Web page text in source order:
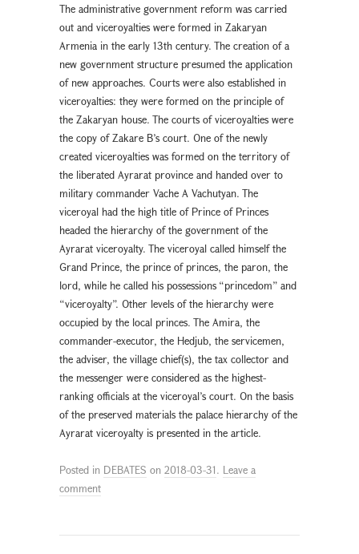
The administrative government reform was carried
out and viceroyalties were formed in Zakaryan
Armenia in the early 13th century. The creation of a
new government structure presumed the application
of new approaches. Courts were also established in
viceroyalties: they were formed on the principle of
the Zakaryan house. The courts of viceroyalties were
the copy of Zakare B’s court. One of the newly
created viceroyalties was formed on the territory of
the liberated Ayrarat province and handed over to
military commander Vache A Vachutyan. The
viceroyal had the high title of Prince of Princes
headed the hierarchy of the government of the
Ayrarat viceroyalty. The viceroyal called himself the
Grand Prince, the prince of princes, the paron, the
lord, while he called his possessions “princedom” and
“viceroyalty”. Other levels of the hierarchy were
occupied by the local princes. The Amira, the
commander-executor, the Hedjub, the servicemen,
the adviser, the village chief(s), the tax collector and
the messenger were considered as the highest-
ranking officials at the viceroyal’s court. On the basis
of the preserved materials the palace hierarchy of the
Ayrarat viceroyalty is presented in the article.
Posted in DEBATES on 2018-03-31. Leave a
comment